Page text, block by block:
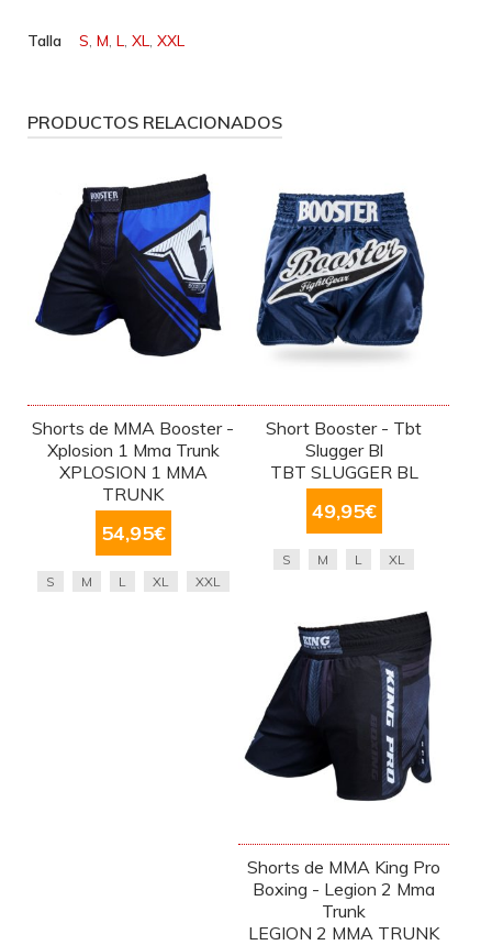
Talla S, M, L, XL, XXL
PRODUCTOS RELACIONADOS
Shorts de MMA Booster -
Xplosion 1 Mma Trunk
XPLOSION 1 MMA
TRUNK
54,95€
S M L XL XXL
Short Booster - Tbt
Slugger Bl
TBT SLUGGER BL
49,95€
S M L XL
Shorts de MMA King Pro
Boxing - Legion 2 Mma
Trunk
LEGION 2 MMA TRUNK